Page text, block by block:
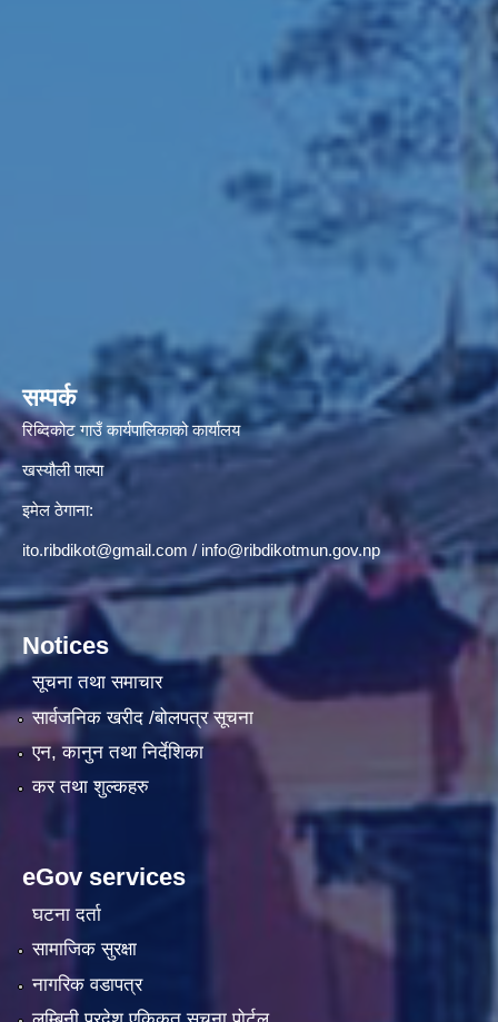
सम्पर्क
रिब्दिकोट गाउँ कार्यपालिकाको कार्यालय
खस्यौली पाल्पा
इमेल ठेगाना:
ito.ribdikot@gmail.com / info@ribdikotmun.gov.np
Notices
सूचना तथा समाचार
सार्वजनिक खरीद /बोलपत्र सूचना
एन, कानुन तथा निर्देशिका
कर तथा शुल्कहरु
eGov services
घटना दर्ता
सामाजिक सुरक्षा
नागरिक वडापत्र